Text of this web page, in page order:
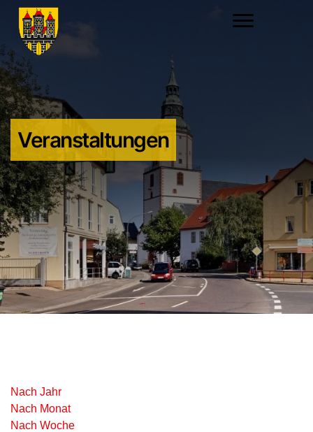
Veranstaltungen
Nach Jahr
Nach Monat
Nach Woche